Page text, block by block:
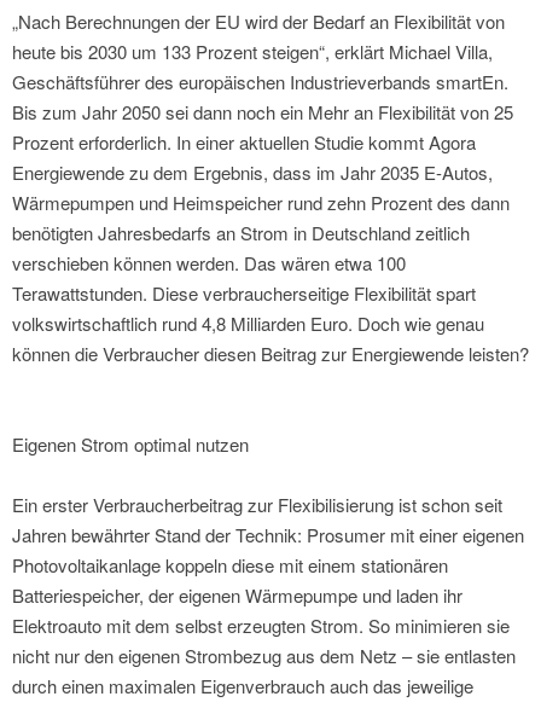
„Nach Berechnungen der EU wird der Bedarf an Flexibilität von
heute bis 2030 um 133 Prozent steigen“, erklärt Michael Villa,
Geschäftsführer des europäischen Industrieverbands smartEn.
Bis zum Jahr 2050 sei dann noch ein Mehr an Flexibilität von 25
Prozent erforderlich. In einer aktuellen Studie kommt Agora
Energiewende zu dem Ergebnis, dass im Jahr 2035 E-Autos,
Wärmepumpen und Heimspeicher rund zehn Prozent des dann
benötigten Jahresbedarfs an Strom in Deutschland zeitlich
verschieben können werden. Das wären etwa 100
Terawattstunden. Diese verbraucherseitige Flexibilität spart
volkswirtschaftlich rund 4,8 Milliarden Euro. Doch wie genau
können die Verbraucher diesen Beitrag zur Energiewende leisten?
Eigenen Strom optimal nutzen
Ein erster Verbraucherbeitrag zur Flexibilisierung ist schon seit
Jahren bewährter Stand der Technik: Prosumer mit einer eigenen
Photovoltaikanlage koppeln diese mit einem stationären
Batteriespeicher, der eigenen Wärmepumpe und laden ihr
Elektroauto mit dem selbst erzeugten Strom. So minimieren sie
nicht nur den eigenen Strombezug aus dem Netz – sie entlasten
durch einen maximalen Eigenverbrauch auch das jeweilige